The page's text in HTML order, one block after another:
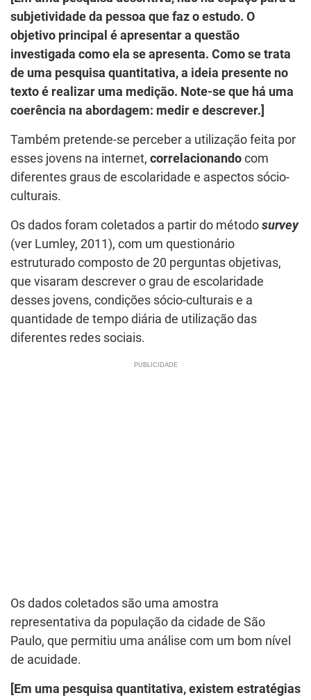
subjetividade da pessoa que faz o estudo. O
objetivo principal é apresentar a questão
investigada como ela se apresenta. Como se trata
de uma pesquisa quantitativa, a ideia presente no
texto é realizar uma medição. Note-se que há uma
coerência na abordagem: medir e descrever.]
Também pretende-se perceber a utilização feita por
esses jovens na internet, correlacionando com
diferentes graus de escolaridade e aspectos sócio-
culturais.
Os dados foram coletados a partir do método survey
(ver Lumley, 2011), com um questionário
estruturado composto de 20 perguntas objetivas,
que visaram descrever o grau de escolaridade
desses jovens, condições sócio-culturais e a
quantidade de tempo diária de utilização das
diferentes redes sociais.
Os dados coletados são uma amostra
representativa da população da cidade de São
Paulo, que permitiu uma análise com um bom nível
de acuidade.
[Em uma pesquisa quantitativa, existem estratégias